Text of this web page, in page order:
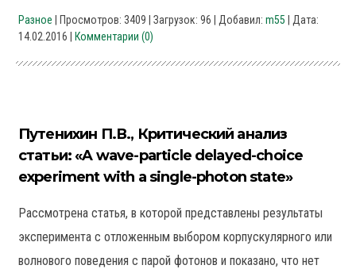
Разное | Просмотров: 3409 | Загрузок: 96 | Добавил: m55 | Дата:
14.02.2016
Комментарии (0)
Путенихин П.В., Критический анализ
статьи: «A wave-particle delayed-choice
experiment with a single-photon state»
Рассмотрена статья, в которой представлены результаты
эксперимента с отложенным выбором корпускулярного или
волнового поведения с парой фотонов и показано, что нет